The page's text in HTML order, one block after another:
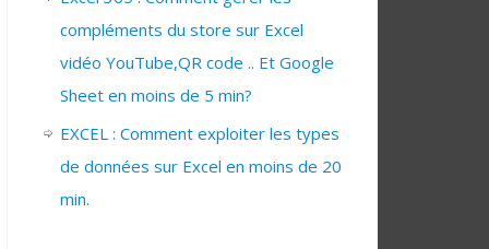
compléments du store sur Excel
vidéo YouTube,QR code .. Et Google
Sheet en moins de 5 min?
EXCEL : Comment exploiter les types
de données sur Excel en moins de 20
min.